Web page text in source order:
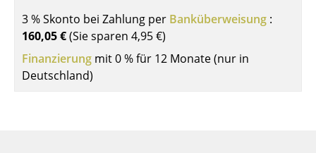
Servierwagen
Einzelteile
... alle Tische
3 % Skonto bei Zahlung per Banküberweisung :
160,05 €(Sie sparen 4,95 €)
Finanzierung mit 0 % für 12 Monate (nur in
Deutschland)